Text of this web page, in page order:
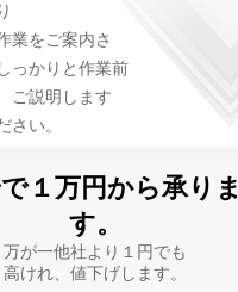
業をご案内さ
っかりと作業前
ご説明します
さい。
１万円から承りま
す。
万が一他社より１円でも
高けれ、値下げします。